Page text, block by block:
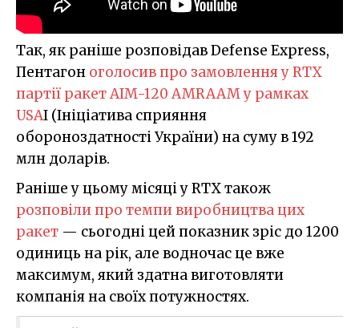
Так, як раніше розповідав Defense Express,
Пентагон оголосив про замовлення у RTX
партії ракет AIM-120 AMRAAM у рамках
USAI (Ініціатива сприяння
обороноздатності України) на суму в 192
млн доларів.
Раніше у цьому місяці у RTX також
розповіли про темпи виробництва цих
ракет — сьогодні цей показник зріс до 1200
одиниць на рік, але водночас це вже
максимум, який здатна виготовляти
компанія на своїх потужностях.